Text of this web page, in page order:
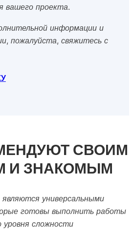
вашего проекта.
информации и
пожалуйста, свяжитесь с
СВОИМ
И ЗНАКОМЫМ
универсальными
готовы выполнить работы
уровня сложности